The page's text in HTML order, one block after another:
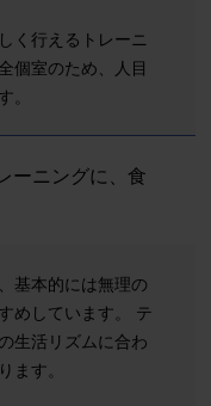
く行えるトレーニ
個室のため、人目
。
ーニングに、食
基本的には無理の
めしています。 テ
生活リズムに合わ
ます。